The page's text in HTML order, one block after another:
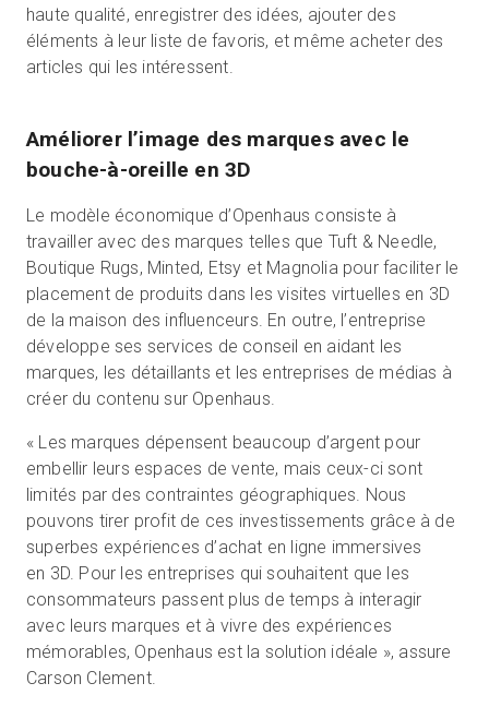
haute qualité, enregistrer des idées, ajouter des
éléments à leur liste de favoris, et même acheter des
articles qui les intéressent.
Améliorer l’image des marques avec le
bouche-à-oreille en 3D
Le modèle économique d’Openhaus consiste à
travailler avec des marques telles que Tuft & Needle,
Boutique Rugs, Minted, Etsy et Magnolia pour faciliter le
placement de produits dans les visites virtuelles en 3D
de la maison des influenceurs. En outre, l’entreprise
développe ses services de conseil en aidant les
marques, les détaillants et les entreprises de médias à
créer du contenu sur Openhaus.
« Les marques dépensent beaucoup d’argent pour
embellir leurs espaces de vente, mais ceux-ci sont
limités par des contraintes géographiques. Nous
pouvons tirer profit de ces investissements grâce à de
superbes expériences d’achat en ligne immersives
en 3D. Pour les entreprises qui souhaitent que les
consommateurs passent plus de temps à interagir
avec leurs marques et à vivre des expériences
mémorables, Openhaus est la solution idéale », assure
Carson Clement.